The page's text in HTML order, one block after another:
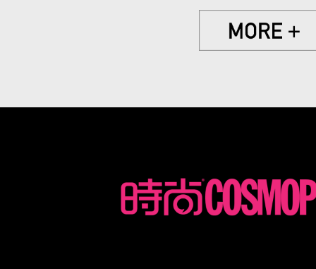
护